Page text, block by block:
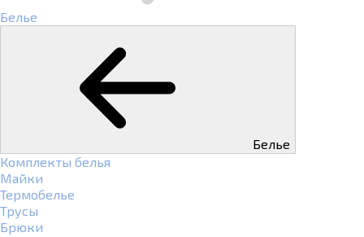
Белье
Белье
Комплекты белья
Майки
Термобелье
Трусы
Брюки